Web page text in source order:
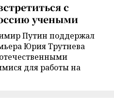
с
учеными
Путин поддержал
Юрия Трутнева
для работы на